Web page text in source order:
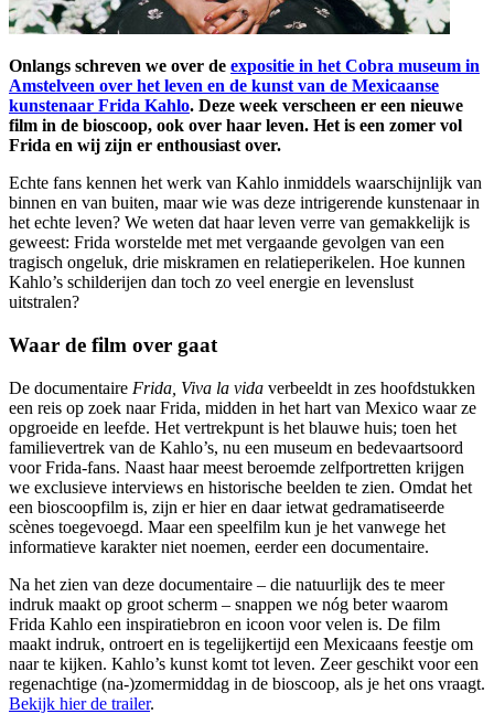
Onlangs schreven we over de expositie in het Cobra museum in
Amstelveen over het leven en de kunst van de Mexicaanse
kunstenaar Frida Kahlo. Deze week verscheen er een nieuwe
film in de bioscoop, ook over haar leven. Het is een zomer vol
Frida en wij zijn er enthousiast over.
Echte fans kennen het werk van Kahlo inmiddels waarschijnlijk van
binnen en van buiten, maar wie was deze intrigerende kunstenaar in
het echte leven? We weten dat haar leven verre van gemakkelijk is
geweest: Frida worstelde met met vergaande gevolgen van een
tragisch ongeluk, drie miskramen en relatieperikelen. Hoe kunnen
Kahlo’s schilderijen dan toch zo veel energie en levenslust
uitstralen?
Waar de film over gaat
De documentaire Frida, Viva la vida verbeeldt in zes hoofdstukken
een reis op zoek naar Frida, midden in het hart van Mexico waar ze
opgroeide en leefde. Het vertrekpunt is het blauwe huis; toen het
familievertrek van de Kahlo’s, nu een museum en bedevaartsoord
voor Frida-fans. Naast haar meest beroemde zelfportretten krijgen
we exclusieve interviews en historische beelden te zien. Omdat het
een bioscoopfilm is, zijn er hier en daar ietwat gedramatiseerde
scènes toegevoegd. Maar een speelfilm kun je het vanwege het
informatieve karakter niet noemen, eerder een documentaire.
Na het zien van deze documentaire – die natuurlijk des te meer
indruk maakt op groot scherm – snappen we nóg beter waarom
Frida Kahlo een inspiratiebron en icoon voor velen is. De film
maakt indruk, ontroert en is tegelijkertijd een Mexicaans feestje om
naar te kijken. Kahlo’s kunst komt tot leven. Zeer geschikt voor een
regenachtige (na-)zomermiddag in de bioscoop, als je het ons vraagt.
Bekijk hier de trailer.